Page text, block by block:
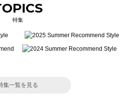
特集
集一覧を見る